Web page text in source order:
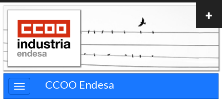
Pasar
contenido
principal
CCOO Endesa